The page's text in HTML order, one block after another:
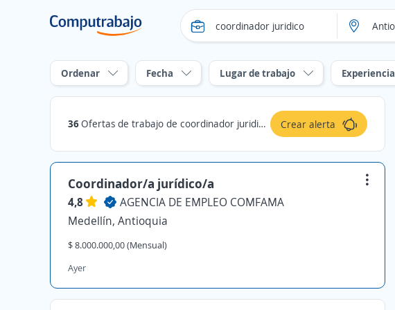
Ordenar Fecha Lugar de trabajo Experiencia
36Ofertas de trabajo de coordinador juridico en Antioquia Crear alerta
Coordinador/a jurídico/a
4,8
AGENCIA DE EMPLEO COMFAMA
Medellín, Antioquia
$ 8.000.000,00 (Mensual)
Ayer